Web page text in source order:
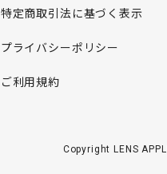
特定商取引法に基づく表示
プライバシーポリシー
ご利用規約
Copyright LENS